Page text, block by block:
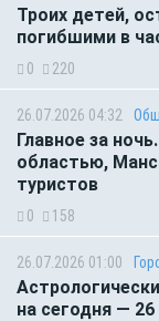
Троих детей,
погибшими в
0 220
26.07.2026 04:32
Главное за
областью,
туристов
0 158
26.07.2026 01:00
на сегодня —